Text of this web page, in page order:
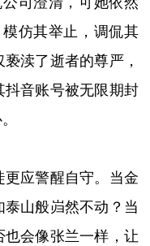
仿其举止，调侃其
渎了逝者的尊严，
抖音账号被无限期封
应警醒自守。当金
山般岿然不动？当
会像张兰一样，让